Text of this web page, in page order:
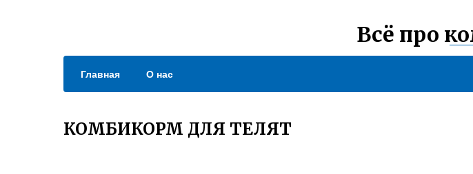
Всё про
Главная О нас
КОМБИКОРМ ДЛЯ ТЕЛЯТ